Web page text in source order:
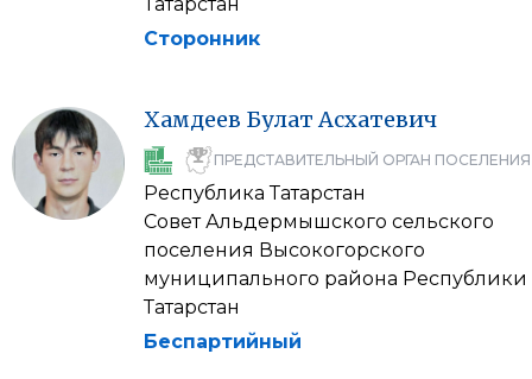
Сторонник
Хамдеев Булат Асхатевич
ПРЕДСТАВИТЕЛЬНЫЙ ОРГАН ПОСЕЛЕНИЯ
Республика Татарстан
Совет Альдермышского сельского
поселения Высокогорского
муниципального района Республики
Татарстан
Беспартийный